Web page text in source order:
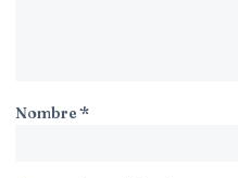
Nombre*